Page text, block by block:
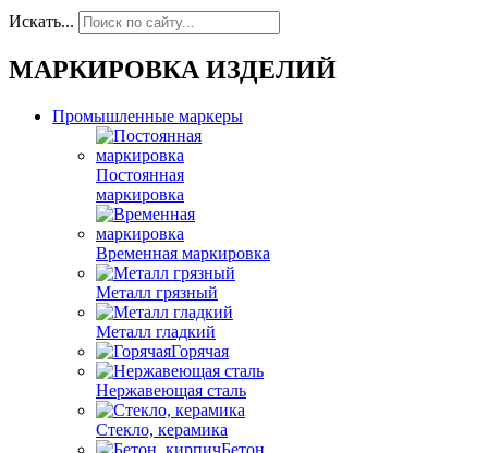
Искать...
МАРКИРОВКА ИЗДЕЛИЙ
Промышленные маркеры
Постоянная
маркировка
Временная маркировка
Металл грязный
Металл гладкий
Горячая
Нержавеющая сталь
Стекло, керамика
Бетон,